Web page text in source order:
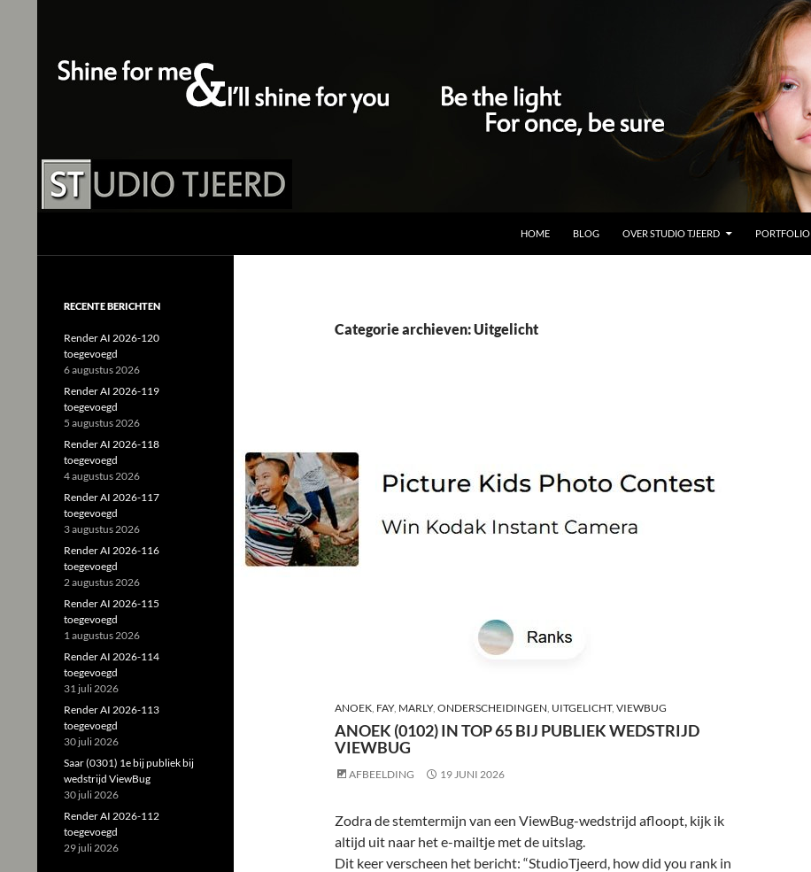
HOME
BLOG OVER STUDIO TJEERD PORTFOLIO
Categorie archieven: Uitgelicht
ANOEK, FAY, MARLY, ONDERSCHEIDINGEN, UITGELICHT, VIEWBUG
ANOEK (0102) IN TOP 65 BIJ PUBLIEK WEDSTRIJD
VIEWBUG
AFBEELDING 19 JUNI 2026
Zodra de stemtermijn van een ViewBug-wedstrijd afloopt, kijk ik
altijd uit naar het e-mailtje met de uitslag.
Dit keer verscheen het bericht: “StudioTjeerd, how did you rank in
RECENTE BERICHTEN
Render AI 2026-120
toegevoegd
6 augustus 2026
Render AI 2026-119
toegevoegd
5 augustus 2026
Render AI 2026-118
toegevoegd
4 augustus 2026
Render AI 2026-117
toegevoegd
3 augustus 2026
Render AI 2026-116
toegevoegd
2 augustus 2026
Render AI 2026-115
toegevoegd
1 augustus 2026
Render AI 2026-114
toegevoegd
31 juli 2026
Render AI 2026-113
toegevoegd
30 juli 2026
Saar (0301) 1e bij publiek bij
wedstrijd ViewBug
30 juli 2026
Render AI 2026-112
toegevoegd
29 juli 2026